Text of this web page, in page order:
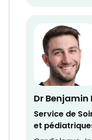
Dr Benjamin
Service de
et